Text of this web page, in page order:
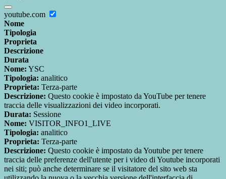
youtube.com
Nome
Tipologia
Proprieta
Descrizione
Durata
Nome: YSC
Tipologia: analitico
Proprieta: Terza-parte
Descrizione: Questo cookie è impostato da YouTube per tenere
traccia delle visualizzazioni dei video incorporati.
Durata: Sessione
Nome: VISITOR_INFO1_LIVE
Tipologia: analitico
Proprieta: Terza-parte
Descrizione: Questo cookie è impostato da Youtube per tenere
traccia delle preferenze dell'utente per i video di Youtube incorporati
nei siti; può anche determinare se il visitatore del sito web sta